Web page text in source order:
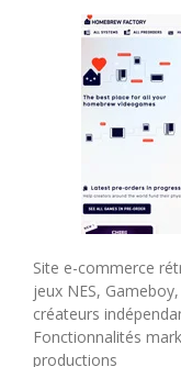
Site e-commerce
jeux NES,
créateurs
Fonctionnalités
productions